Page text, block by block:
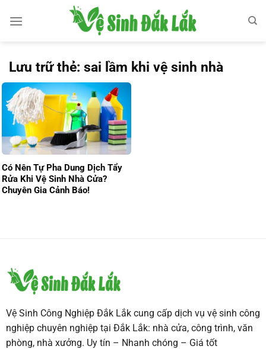
qua
Lưu trữ thẻ: sai lầm khi vệ sinh nhà
Có Nên Tự Pha Dung Dịch Tẩy
Rửa Khi Vệ Sinh Nhà Cửa?
Chuyên Gia Cảnh Báo!
Vệ Sinh Công Nghiệp Đắk Lắk cung cấp dịch vụ vệ sinh công
nghiệp chuyên nghiệp tại Đắk Lắk: nhà cửa, công trình, văn
phòng, nhà xưởng. Uy tín – Nhanh chóng – Giá tốt